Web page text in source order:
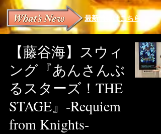
最新情報はこちら
【藤谷海】スウィ
ング『あんさんぶ
るスターズ！THE
STAGE』-Requiem
from Knights-